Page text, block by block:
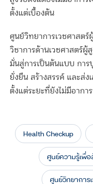
ตั้งแต่เบื้องต้น
ศูนย์วิทยาการเวชศาสตร์
วิชาการด้านเวชศาสตร์ผู้
มั่นสู่การเป็นต้นแบบ การ
ยั่งยืน สร้างสรรค์ และส่
ตั้งแต่ระยะที่ยังไม่มีอากา
Health Checkup
ศูนย์ความรู้เพื่
ศูนย์วิทยาการ